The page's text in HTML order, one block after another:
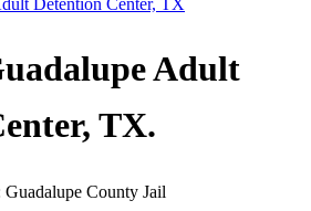
Detention Center, TX
Adult
TX.
Guadalupe County Jail